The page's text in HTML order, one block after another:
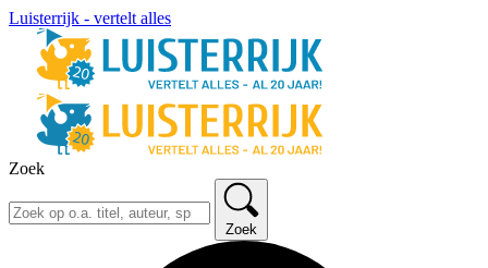
Luisterrijk - vertelt alles
Zoek
Zoek